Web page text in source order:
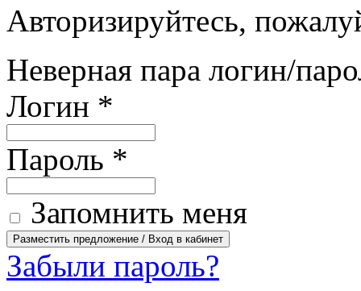
Авторизируйтесь,
Неверная пара логин/
Логин *
Пароль *
Запомнить меня
Забыли пароль?